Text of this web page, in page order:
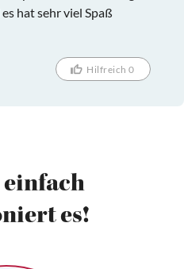
hat sehr viel Spaß
Hilfreich 0
einfach
es!